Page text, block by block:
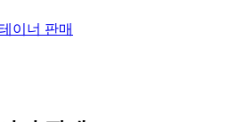
이너 판매